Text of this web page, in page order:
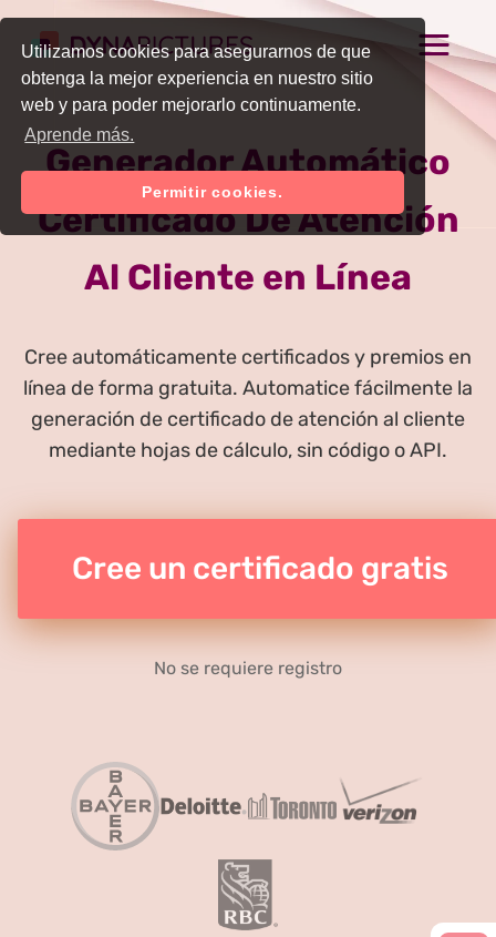
Utilizamos cookies para asegurarnos de que
obtenga la mejor experiencia en nuestro sitio
web y para poder mejorarlo continuamente.
Aprende más.
Permitir cookies.
Generador Automático
Certificado De Atención
Al Cliente en Línea
Cree automáticamente certificados y premios en
línea de forma gratuita. Automatice fácilmente la
generación de certificado de atención al cliente
mediante hojas de cálculo, sin código o API.
Cree un certificado gratis
No se requiere registro